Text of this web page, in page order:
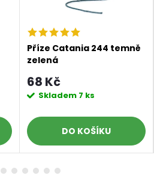
Příze Catania 244 temně
zelená
68 Kč
Skladem 7 ks
DO KOŠÍKU